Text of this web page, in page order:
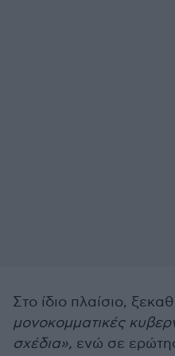
Στο ίδιο πλαίσιο,
μονοκομματικές
σχέδια», ενώ σε